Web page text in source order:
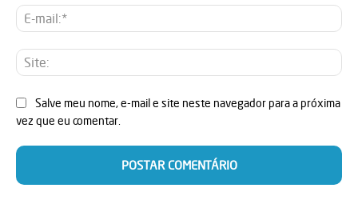
E-
Salve meu nome, e-mail e site neste navegador para a próxima
vez que eu comentar.